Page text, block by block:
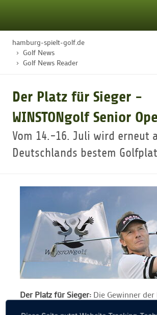
STARTSEITE
GOLFTURNIERE
GOLF CARD
GOLF NEWS
GOLFEINSTEIGER
GOLFHOTELS
hamburg-spielt-golf.de
Golf News
Golf News Reader
Der Platz für Sieger -
WINSTONgolf Senior
Vom 14.-16. Juli wird erneut
Deutschlands bestem
Der Platz für Sieger: Die Gewinner